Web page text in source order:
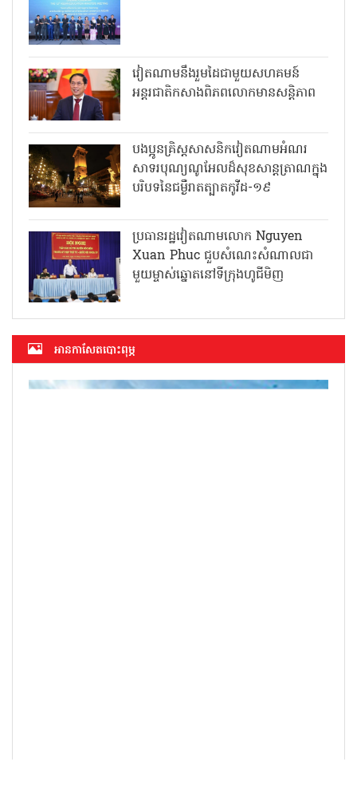
វៀតណាមនឹងរួមដៃជាមួយសហគមន៍
អន្តរជាតិកសាងពិភពលោកមានសន្តិភាព
បងប្អូនគ្រិស្តសាសនិកវៀតណាមអំណរ
សាទរបុណ្យណូអែលដ៏សុខសាន្តត្រាណក្នុង
បរិបទនៃជម្ងឺរាតត្បាតកូវីដ-១៩
ប្រធានរដ្ឋវៀតណាមលោក Nguyen
Xuan Phuc ជួបសំណេះសំណាលជា
មួយម្ចាស់ឆ្នោតនៅទីក្រុងហូជីមិញ
អាន​កាសែត​បោះពុម្ភ